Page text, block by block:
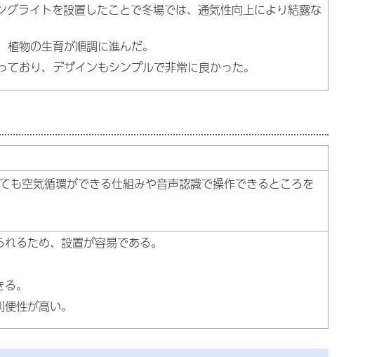
ライトを設置したことで冬場では、通気性向上により結露な
物の生育が順調に進んだ。
おり、デザインもシンプルで非常に良かった。
も空気循環ができる仕組みや音声認識で操作できるところを
るため、設置が容易である。
。
性が高い。